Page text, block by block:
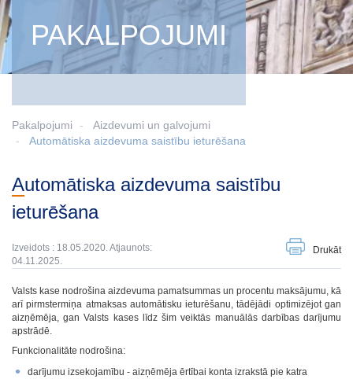
PAKALPOJUMI
Pakalpojumi
Aizdevumi un galvojumi
Automātiska aizdevuma saistību ieturēšana
Automātiska aizdevuma saistību
ieturēšana
Izveidots : 18.05.2020. Atjaunots:
04.11.2025.
Drukāt
Valsts kase nodrošina aizdevuma pamatsummas un procentu maksājumu, kā
arī pirmstermiņa atmaksas automātisku ieturēšanu, tādējādi optimizējot gan
aizņēmēja, gan Valsts kases līdz šim veiktās manuālās darbības darījumu
apstrādē.
Funkcionalitāte nodrošina:
darījumu izsekojamību - aizņēmēja ērtībai konta izrakstā pie katra